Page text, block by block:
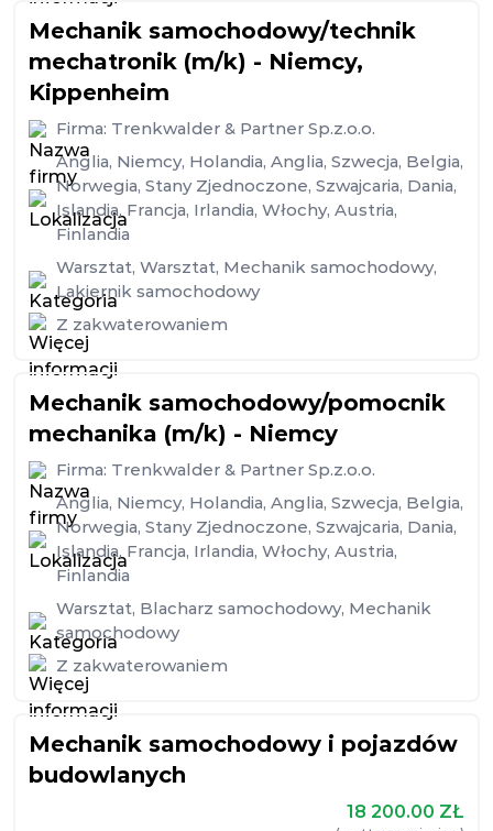
Mechanik samochodowy/technik
mechatronik (m/k) - Niemcy,
Kippenheim
Firma: Trenkwalder & Partner Sp.z.o.o.
Anglia, Niemcy, Holandia, Anglia, Szwecja, Belgia,
Norwegia, Stany Zjednoczone, Szwajcaria, Dania,
Islandia, Francja, Irlandia, Włochy, Austria,
Finlandia
Warsztat, Warsztat, Mechanik samochodowy,
Lakiernik samochodowy
Z zakwaterowaniem
Mechanik samochodowy/pomocnik
mechanika (m/k) - Niemcy
Firma: Trenkwalder & Partner Sp.z.o.o.
Anglia, Niemcy, Holandia, Anglia, Szwecja, Belgia,
Norwegia, Stany Zjednoczone, Szwajcaria, Dania,
Islandia, Francja, Irlandia, Włochy, Austria,
Finlandia
Warsztat, Blacharz samochodowy, Mechanik
samochodowy
Z zakwaterowaniem
Mechanik samochodowy i pojazdów
budowlanych
18 200.00 ZŁ